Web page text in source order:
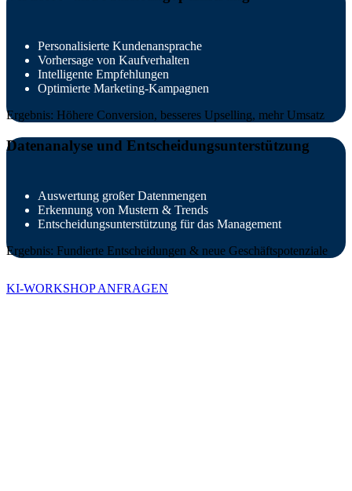
Personalisierte Kundenansprache
Vorhersage von Kaufverhalten
Intelligente Empfehlungen
Optimierte Marketing-Kampagnen
Ergebnis: Höhere Conversion, besseres Upselling, mehr Umsatz
Datenanalyse und Entscheidungsunterstützung
Auswertung großer Datenmengen
Erkennung von Mustern & Trends
Entscheidungsunterstützung für das Management
Ergebnis: Fundierte Entscheidungen & neue Geschäftspotenziale
KI-WORKSHOP ANFRAGEN